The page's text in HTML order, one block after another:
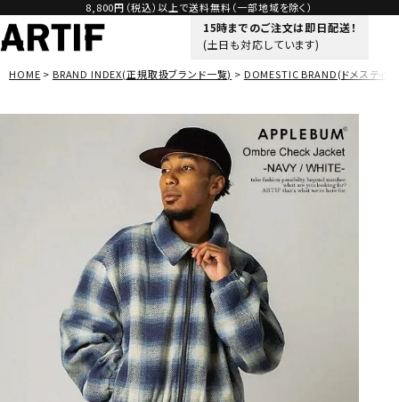
8,800円（税込）以上で送料無料（一部地域を除く）
15時までのご注文は即日配送！
(土日も対応しています)
HOME BRAND INDEX(正規取扱ブランド一覧) DOMESTIC BRAND(ドメスティッ